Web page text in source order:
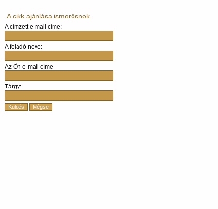
A cikk ajánlása ismerősnek.
A címzett e-mail címe:
A feladó neve:
Az Ön e-mail címe:
Tárgy:
Küldés Mégse